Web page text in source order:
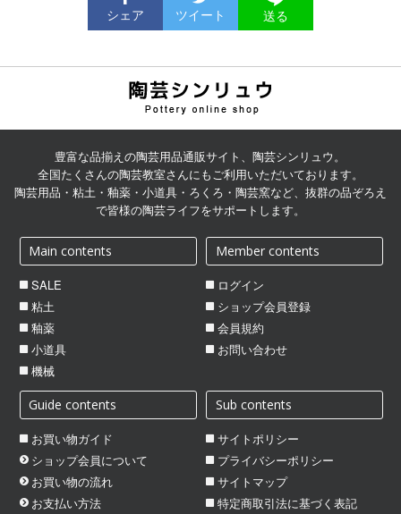
シェア ツイート 送る
豊富な品揃えの陶芸用品通販サイト、陶芸シンリュウ。
全国たくさんの陶芸教室さんにもご利用いただいております。
陶芸用品・粘土・釉薬・小道具・ろくろ・陶芸窯など、抜群の品ぞろえ
で皆様の陶芸ライフをサポートします。
Main contents
SALE
粘土
釉薬
小道具
機械
Member contents
ログイン
ショップ会員登録
会員規約
お問い合わせ
Guide contents
お買い物ガイド
ショップ会員について
お買い物の流れ
お支払い方法
Sub contents
サイトポリシー
プライバシーポリシー
サイトマップ
特定商取引法に基づく表記